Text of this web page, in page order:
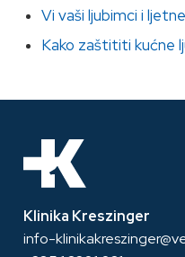
Vi vaši ljubimci i
Kako zaštititi kućne
Klinika Kreszinger
info-